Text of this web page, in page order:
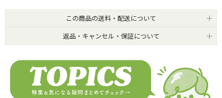
この商品の送料・配送について
返品・キャンセル・保証について